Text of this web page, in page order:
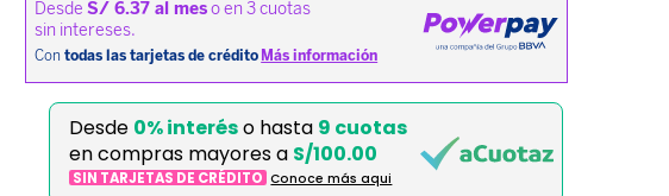
Desde 0% interéso hasta 9 cuotas
en compras mayores a S/100.00
SIN TARJETAS DE CRÉDITO Conoce más aqui